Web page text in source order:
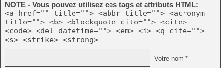
NOTE - Vous pouvez utilisez ces tags et attributs HTML:
<a href="" title=""> <abbr title=""> <acronym
title=""> <b> <blockquote cite=""> <cite>
<code> <del datetime=""> <em> <i> <q cite="">
<s> <strike> <strong>
Votre nom *